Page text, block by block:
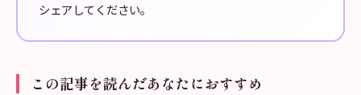
シェアしてください。
この記事を読んだあなたにおすすめ